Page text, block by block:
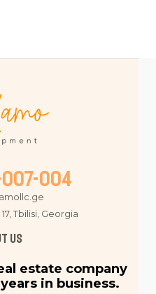
007-004
Tbilisi, Georgia
us
estate company
in business.